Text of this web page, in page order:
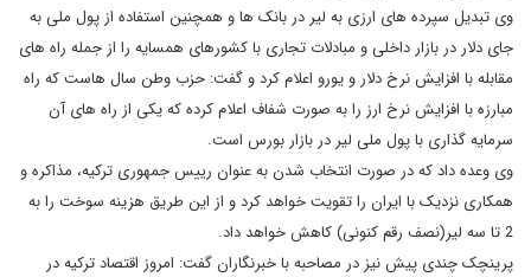
وی تبدیل سپرده های ارزی به لیر در بانک ها و همچنین استفاده از پول ملی به
جای دلار در بازار داخلی و مبادلات تجاری با کشورهای همسایه را از جمله راه های
مقابله با افزایش نرخ دلار و یورو اعلام کرد و گفت: حزب وطن سال هاست که راه
مبارزه با افزایش نرخ ارز را به صورت شفاف اعلام کرده که یکی از راه های آن
سرمایه گذاری با پول ملی لیر در بازار بورس است.
وی وعده داد که در صورت انتخاب شدن به عنوان رییس جمهوری ترکیه، مذاکره و
همکاری نزدیک با ایران را تقویت خواهد کرد و از این طریق هزینه سوخت را به
2 تا سه لیر(نصف رقم کنونی) کاهش خواهد داد.
پرینچک چندی پیش نیز در مصاحبه با خبرنگاران گفت: امروز اقتصاد ترکیه در